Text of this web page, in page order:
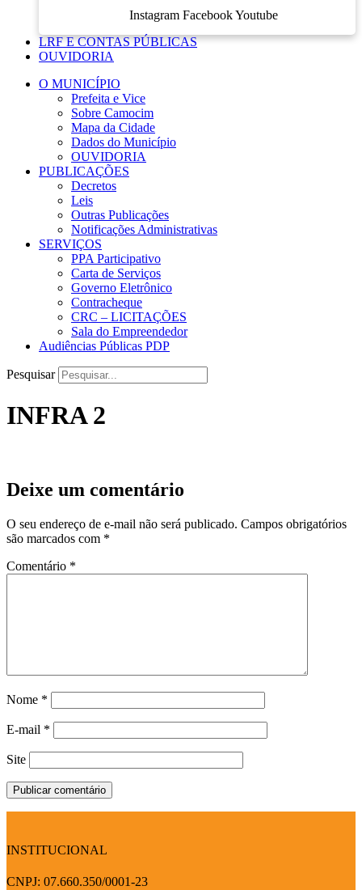
Instagram Facebook Youtube
LRF E CONTAS PÚBLICAS
OUVIDORIA
O MUNICÍPIO
Prefeita e Vice
Sobre Camocim
Mapa da Cidade
Dados do Município
OUVIDORIA
PUBLICAÇÕES
Decretos
Leis
Outras Publicações
Notificações Administrativas
SERVIÇOS
PPA Participativo
Carta de Serviços
Governo Eletrônico
Contracheque
CRC – LICITAÇÕES
Sala do Empreendedor
Audiências Públicas PDP
Pesquisar
INFRA 2
Deixe um comentário
O seu endereço de e-mail não será publicado. Campos obrigatórios
são marcados com *
Comentário *
Nome *
E-mail *
Site
INSTITUCIONAL
CNPJ: 07.660.350/0001-23